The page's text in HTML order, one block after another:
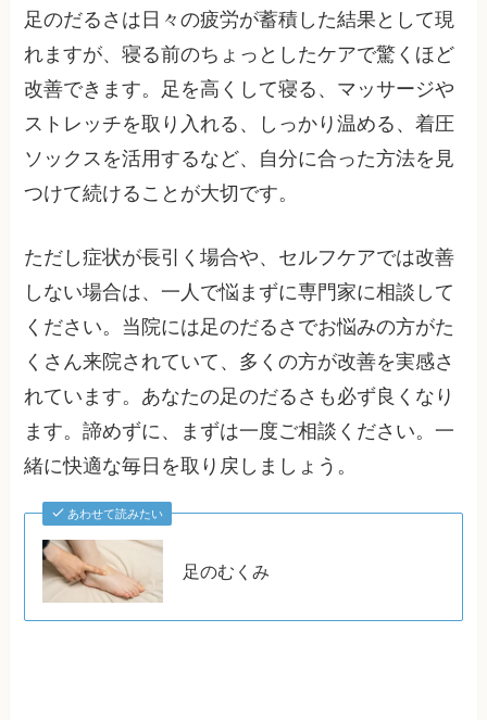
足のだるさは日々の疲労が蓄積した結果として現
れますが、寝る前のちょっとしたケアで驚くほど
改善できます。足を高くして寝る、マッサージや
ストレッチを取り入れる、しっかり温める、着圧
ソックスを活用するなど、自分に合った方法を見
つけて続けることが大切です。
ただし症状が長引く場合や、セルフケアでは改善
しない場合は、一人で悩まずに専門家に相談して
ください。当院には足のだるさでお悩みの方がた
くさん来院されていて、多くの方が改善を実感さ
れています。あなたの足のだるさも必ず良くなり
ます。諦めずに、まずは一度ご相談ください。一
緒に快適な毎日を取り戻しましょう。
あわせて読みたい
足のむくみ